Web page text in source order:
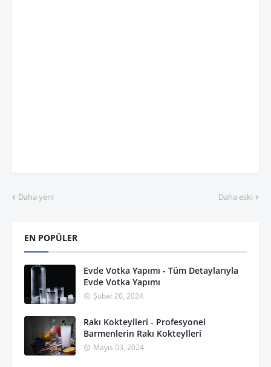
Daha yeni Daha eski
EN POPÜLER
Evde Votka Yapımı - Tüm Detaylarıyla
Evde Votka Yapımı
Şubat 20, 2024
Rakı Kokteylleri - Profesyonel
Barmenlerin Rakı Kokteylleri
Mayıs 03, 2024